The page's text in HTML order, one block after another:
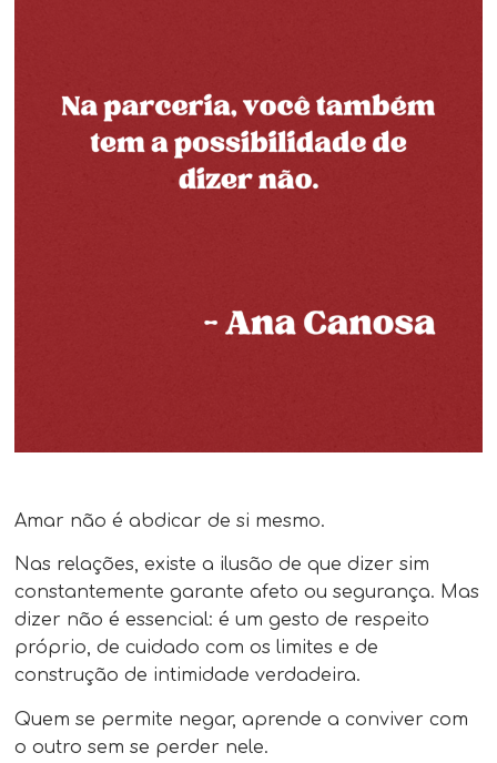
Amar não é abdicar de si mesmo.
Nas relações, existe a ilusão de que dizer sim
constantemente garante afeto ou segurança. Mas
dizer não é essencial: é um gesto de respeito
próprio, de cuidado com os limites e de
construção de intimidade verdadeira.
Quem se permite negar, aprende a conviver com
o outro sem se perder nele.